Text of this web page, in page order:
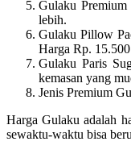
Gulaku
lebih.
Gulaku Pillow
Harga Rp. 15.500
Gulaku Paris
kemasan yang
Jenis Premium
Harga Gulaku adalah
sewaktu-waktu bisa